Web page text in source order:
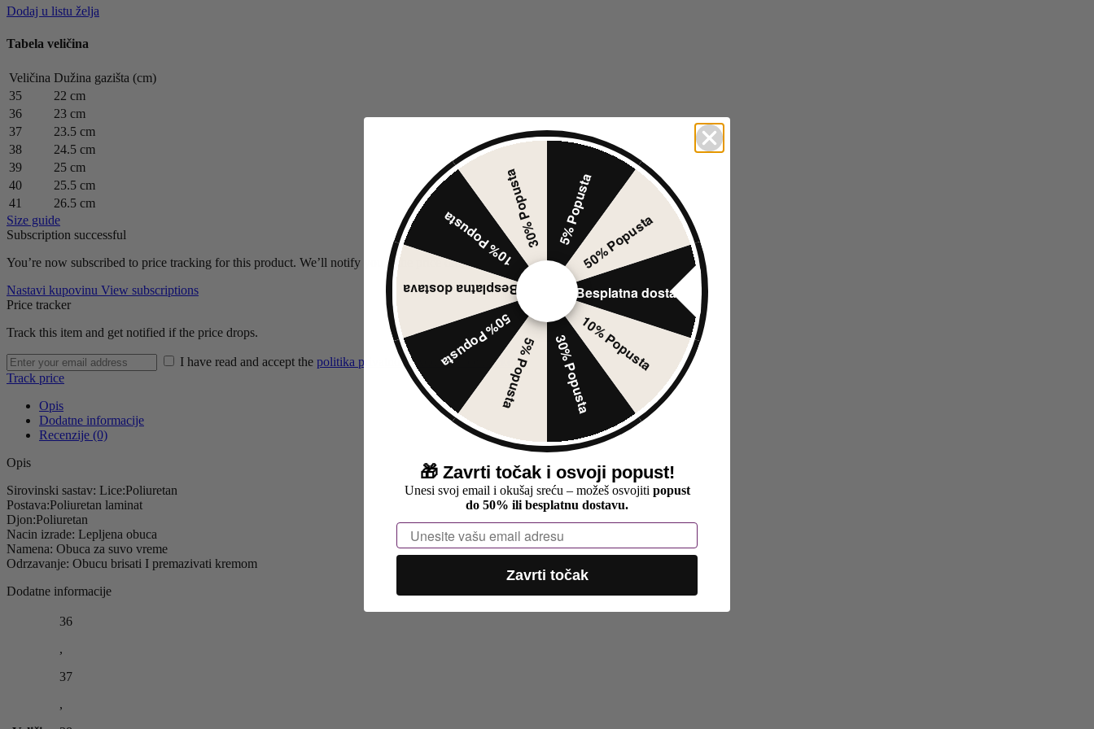
Dodaj u listu želja
Tabela veličina
Veličina Dužina gazišta (cm)
35
22 cm
36
23 cm
37
23.5 cm
38
24.5 cm
39
25 cm
40
25.5 cm
41
26.5 cm
Size guide
Subscription successful
You’re now subscribed to price tracking for this product. We’ll notify you if the price drops.
Nastavi kupovinu View subscriptions
Price tracker
Track this item and get notified if the price drops.
I have read and accept the politika privatnostiAdd to price tracker
Track price
Opis
Dodatne informacije
Recenzije (0)
Opis
Sirovinski sastav: Lice:Poliuretan
Postava:Poliuretan laminat
Djon:Poliuretan
Nacin izrade: Lepljena obuca
Namena: Obuca za suvo vreme
Odrzavanje: Obucu brisati I premazivati kremom
Dodatne informacije
36
,
37
,
5% Popusta50% Popusta
Besplatna dostava
10% Popusta
30% Popusta
5% Popusta
50% Popusta
Besplatna dostava
10% Popusta30% Popusta
🎁 Zavrti točak i osvoji popust!
Unesi svoj email i okušaj sreću – možeš osvojiti popust
do 50% ili besplatnu dostavu.
Email
Zavrti točak